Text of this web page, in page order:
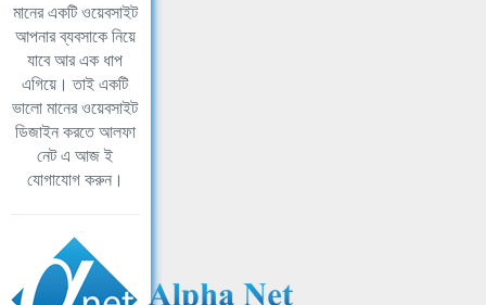
মানের একটি ওয়েবসাইট
আপনার ব্যবসাকে নিয়ে
যাবে আর এক ধাপ
এগিয়ে। তাই একটি
ভালো মানের ওয়েবসাইট
ডিজাইন করতে আলফা
নেট এ আজ ই
যোগাযোগ করুন।